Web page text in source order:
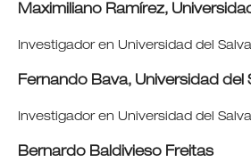
Maximiliano Ramírez,
Investigador en Universidad del
Fernando Bava, Universidad del
Investigador en Universidad del
Bernardo Baldivieso Freitas